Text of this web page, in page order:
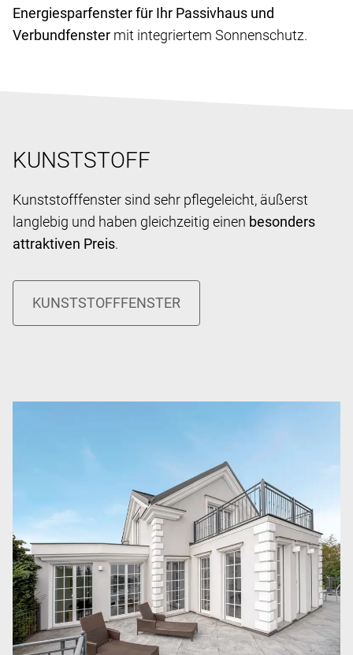
Energiesparfenster für Ihr Passivhaus und
Verbundfenster mit integriertem Sonnenschutz.
KUNSTSTOFF
Kunststofffenster sind sehr pflegeleicht, äußerst
langlebig und haben gleichzeitig einen besonders
attraktiven Preis.